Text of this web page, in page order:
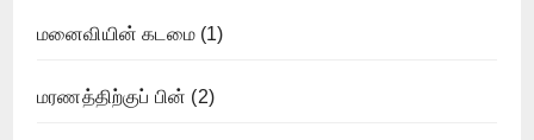
மனைவியின் கடமை(1)
மரணத்திற்குப் பின் (2)